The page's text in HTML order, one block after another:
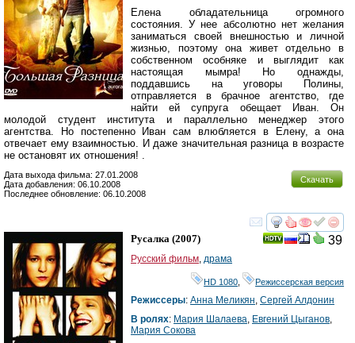
Елена обладательница огромного
состояния. У нее абсолютно нет желания
заниматься своей внешностью и личной
жизнью, поэтому она живет отдельно в
собственном особняке и выглядит как
настоящая мымра! Но однажды,
поддавшись на уговоры Полины,
отправляется в брачное агентство, где
найти ей супруга обещает Иван. Он
молодой студент института и параллельно менеджер этого
агентства. Но постепенно Иван сам влюбляется в Елену, а она
отвечает ему взаимностью. И даже значительная разница в возрасте
не остановят их отношения! .
Скачать
Дата выхода фильма: 27.01.2008
Дата добавления: 06.10.2008
Последнее обновление: 06.10.2008
смотреть
39
Русалка (2007)
Русский фильм, драма
HD 1080 Режиссерская версия
Режиссеры: Анна Меликян, Сергей Алдонин
В ролях: Мария Шалаева, Евгений Цыганов,
Мария Сокова